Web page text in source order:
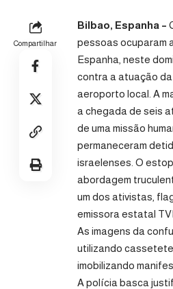
Compartilhar
Bilbao, Espanha –
pessoas ocuparam
Espanha, neste
contra a atuação
aeroporto local. A
a chegada de seis
de uma missão
permaneceram
israelenses. O
abordagem
um dos ativistas,
emissora estatal
As imagens da
utilizando
imobilizando
A polícia basca